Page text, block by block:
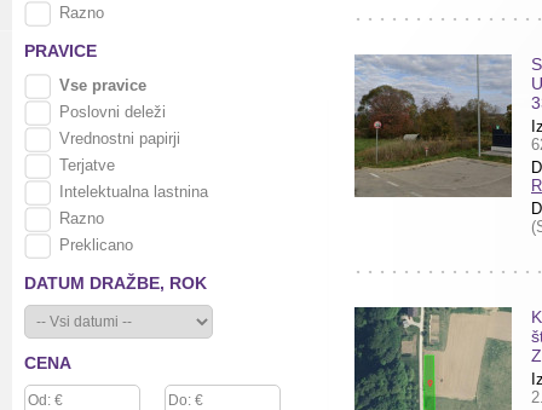
Razno
PRAVICE
Vse pravice
Poslovni deleži
Vrednostni papirji
Terjatve
Intelektualna lastnina
Razno
Preklicano
DATUM DRAŽBE, ROK
CENA